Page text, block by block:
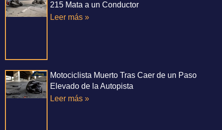
215 Mata a un Conductor
Leer más »
Motociclista Muerto Tras Caer de un Paso
Elevado de la Autopista
Leer más »